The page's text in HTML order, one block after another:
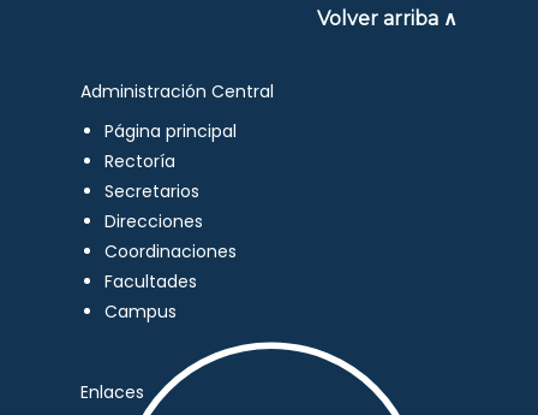
Volver arriba ∧
Administración Central
Página principal
Rectoría
Secretarios
Direcciones
Coordinaciones
Facultades
Campus
Enlaces